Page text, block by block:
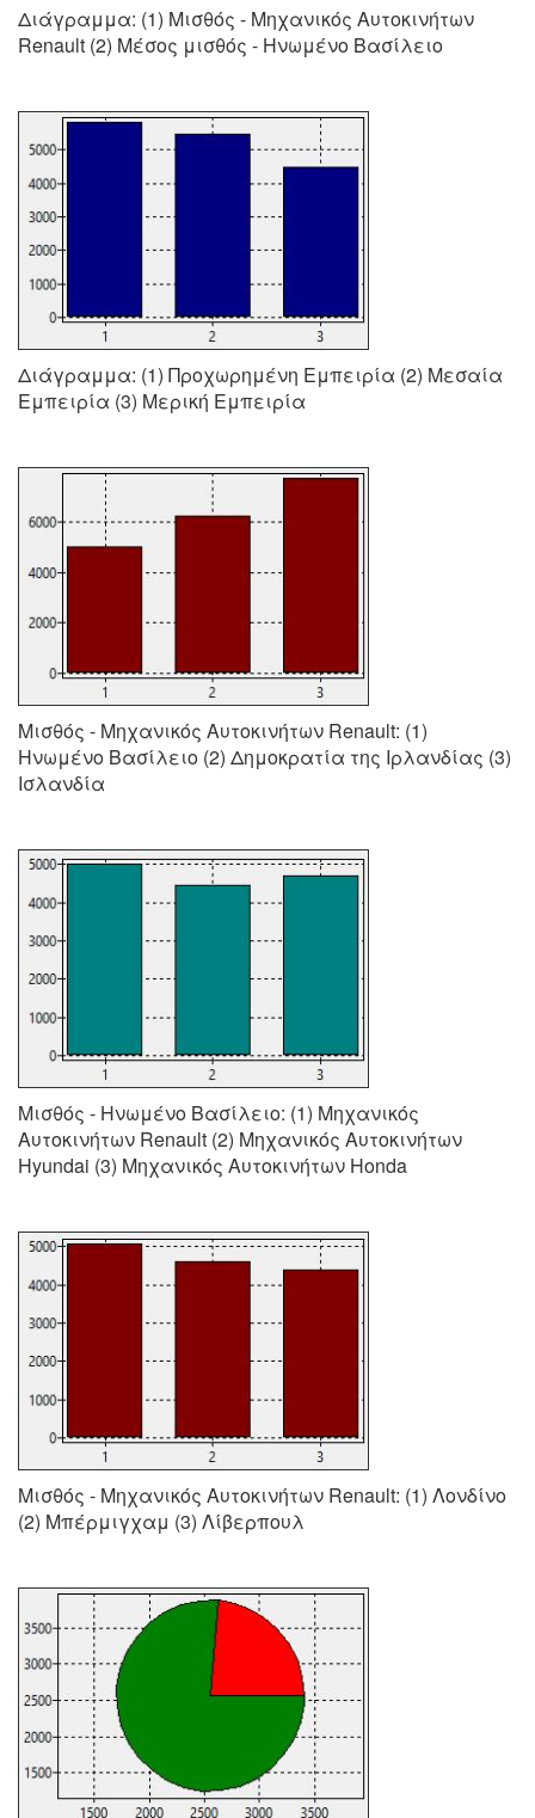
Διάγραμμα: (1) Μισθός - Μηχανικός Αυτοκινήτων
Renault (2) Μέσος μισθός - Ηνωμένο Βασίλειο
Διάγραμμα: (1) Προχωρημένη Εμπειρία (2) Μεσαία
Εμπειρία (3) Μερική Εμπειρία
Μισθός - Μηχανικός Αυτοκινήτων Renault: (1)
Ηνωμένο Βασίλειο (2) Δημοκρατία της Ιρλανδίας (3)
Ισλανδία
Μισθός - Ηνωμένο Βασίλειο: (1) Μηχανικός
Αυτοκινήτων Renault (2) Μηχανικός Αυτοκινήτων
Hyundai (3) Μηχανικός Αυτοκινήτων Honda
Μισθός - Μηχανικός Αυτοκινήτων Renault: (1) Λονδίνο
(2) Μπέρμιγχαμ (3) Λίβερπουλ